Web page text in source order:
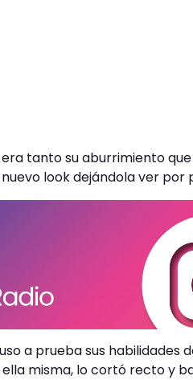
era tanto su aburrimiento
look dejándola ver por
a prueba sus habilidades
misma, lo cortó recto y